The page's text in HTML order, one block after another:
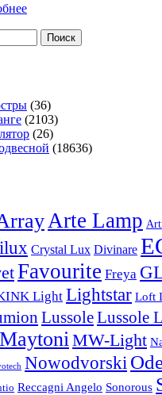
(36)
(2103)
(26)
(18636)
Arte Lamp
Crystal Lux Divinare
Favourite Freya
Light Lightstar Loft
LussoleLussole
MaytoniMW-Light
Nowodvorski
Reccagni Angelo Sonorous